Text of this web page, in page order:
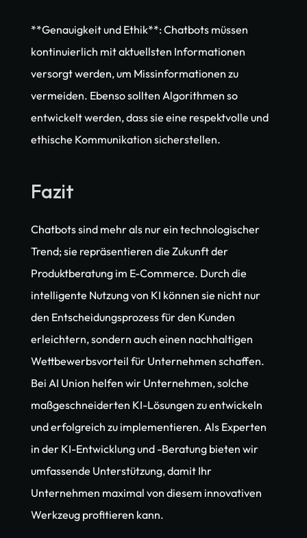
**Genauigkeit und Ethik**: Chatbots müssen
kontinuierlich mit aktuellsten Informationen
versorgt werden, um Missinformationen zu
vermeiden. Ebenso sollten Algorithmen so
entwickelt werden, dass sie eine respektvolle und
ethische Kommunikation sicherstellen.
Fazit
Chatbots sind mehr als nur ein technologischer
Trend; sie repräsentieren die Zukunft der
Produktberatung im E-Commerce. Durch die
intelligente Nutzung von KI können sie nicht nur
den Entscheidungsprozess für den Kunden
erleichtern, sondern auch einen nachhaltigen
Wettbewerbsvorteil für Unternehmen schaffen.
Bei AI Union helfen wir Unternehmen, solche
maßgeschneiderten KI-Lösungen zu entwickeln
und erfolgreich zu implementieren. Als Experten
in der KI-Entwicklung und -Beratung bieten wir
umfassende Unterstützung, damit Ihr
Unternehmen maximal von diesem innovativen
Werkzeug profitieren kann.